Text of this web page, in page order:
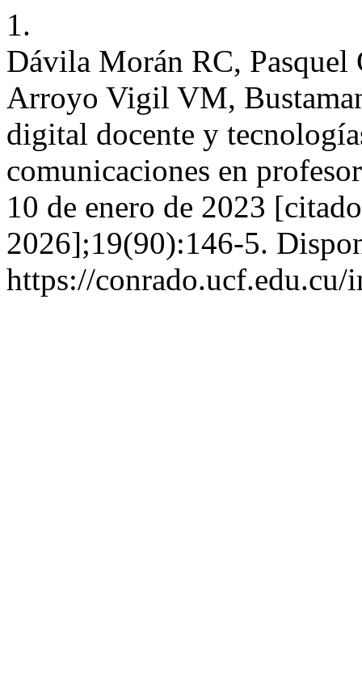
1.
Dávila Morán RC,
Arroyo Vigil VM,
digital docente y
comunicaciones en
10 de enero de 2023
2026];19(90):146-5.
https://